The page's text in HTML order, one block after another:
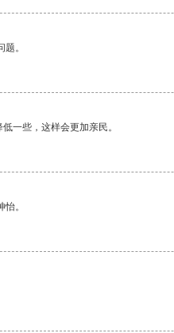
。
一些，这样会更加亲民。
。